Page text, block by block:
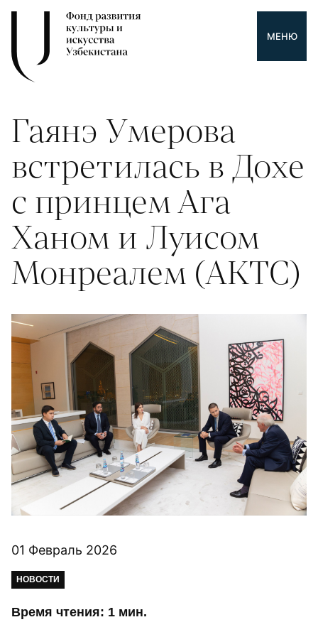
МЕНЮ
Гаянэ Умерова
встретилась в Дохе
с принцем Ага
Ханом и Луисом
Монреалем (AKTC)
01 Февраль 2026
НОВОСТИ
Время чтения: 1 мин.